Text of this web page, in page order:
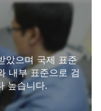
았으며 국제 표준
내부 표준으로 검
높습니다.